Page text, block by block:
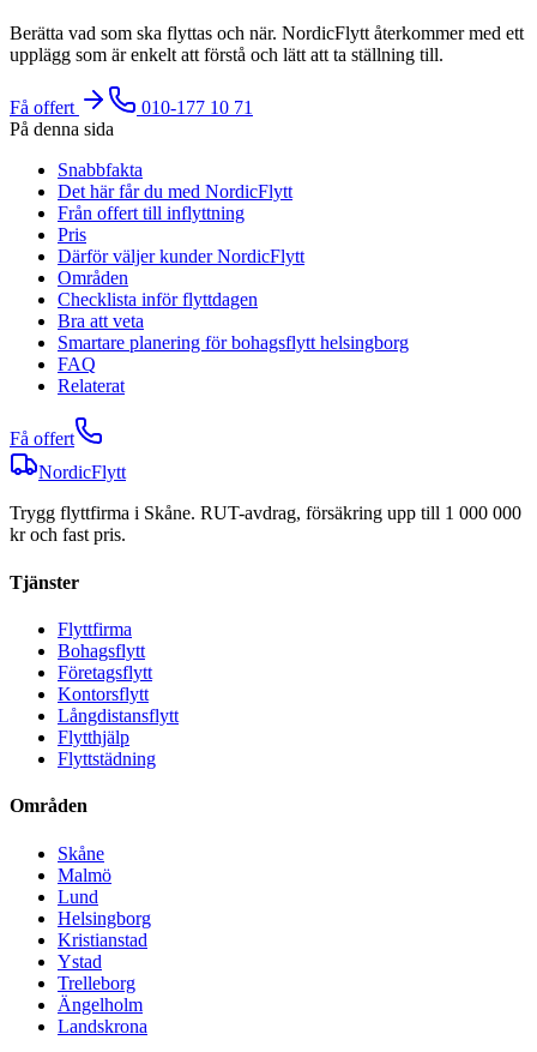
Berätta vad som ska flyttas och när. NordicFlytt återkommer med ett
upplägg som är enkelt att förstå och lätt att ta ställning till.
Få offert
010-177 10 71
På denna sida
Snabbfakta
Det här får du med NordicFlytt
Från offert till inflyttning
Pris
Därför väljer kunder NordicFlytt
Områden
Checklista inför flyttdagen
Bra att veta
Smartare planering för bohagsflytt helsingborg
FAQ
Relaterat
Få offert
NordicFlytt
Trygg flyttfirma i Skåne. RUT-avdrag, försäkring upp till 1 000 000
kr och fast pris.
Tjänster
Flyttfirma
Bohagsflytt
Företagsflytt
Kontorsflytt
Långdistansflytt
Flytthjälp
Flyttstädning
Områden
Skåne
Malmö
Lund
Helsingborg
Kristianstad
Ystad
Trelleborg
Ängelholm
Landskrona